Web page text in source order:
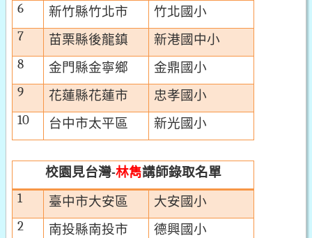
6 新竹縣竹北市 竹北國小
7 苗栗縣後龍鎮 新港國中小
8 金門縣金寧鄉 金鼎國小
9 花蓮縣花蓮市 忠孝國小
10 台中市太平區 新光國小
校園見台灣-林雋講師錄取名單
1 臺中市大安區 大安國小
2 南投縣南投市 德興國小